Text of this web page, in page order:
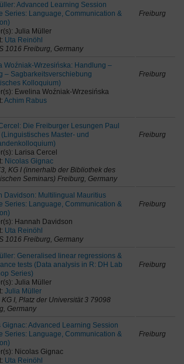
Advanced Learning Session
Series: Language, Communication &
Julia Müller
Uta Reinöhl
1016 Freiburg, Germany
Freiburg
Woźniak-Wrzesińska: Handlung –
– Sagbarkeitsverschiebung
Kolloquium)
Ewelina Woźniak-Wrzesińska
Achim Rabus
Freiburg
Die Freiburger Lesungen Paul
Master- und
Larisa Cercel
Nicolas Gignac
KG I (innerhalb der Bibliothek des
Seminars) Freiburg, Germany
Freiburg
Davidson: Multilingual Mauritius
Series: Language, Communication &
Hannah Davidson
Uta Reinöhl
1016 Freiburg, Germany
Freiburg
Generalised linear regressions &
tests (Data analysis in R: DH Lab
Series)
Julia Müller
Julia Müller
I, Platz der Universität 3 79098
Germany
Freiburg
Gignac: Advanced Learning Session
Series: Language, Communication &
Nicolas Gignac
Uta Reinöhl
Freiburg